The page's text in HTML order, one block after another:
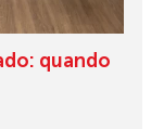
quando